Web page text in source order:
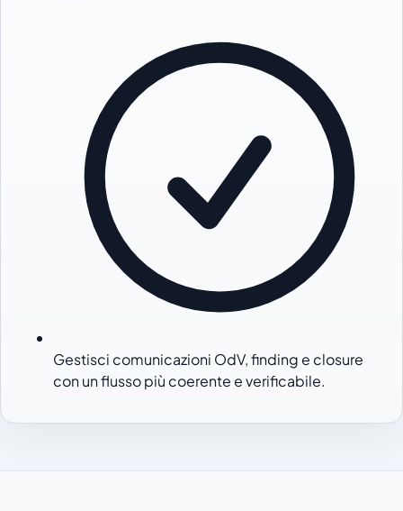
Gestisci comunicazioni OdV, finding e closure
con un flusso più coerente e verificabile.